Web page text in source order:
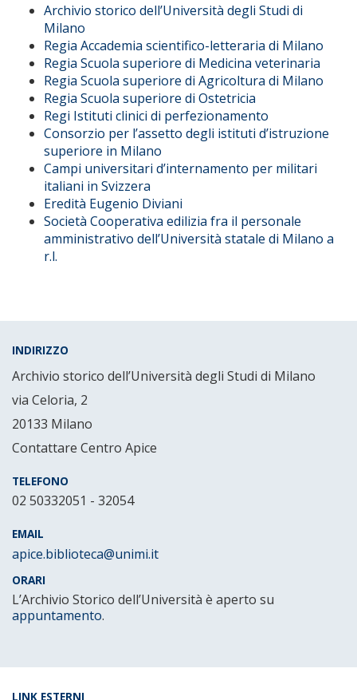
Archivio storico dell’Università degli Studi di
Milano
Regia Accademia scientifico-letteraria di Milano
Regia Scuola superiore di Medicina veterinaria
Regia Scuola superiore di Agricoltura di Milano
Regia Scuola superiore di Ostetricia
Regi Istituti clinici di perfezionamento
Consorzio per l’assetto degli istituti d’istruzione
superiore in Milano
Campi universitari d’internamento per militari
italiani in Svizzera
Eredità Eugenio Diviani
Società Cooperativa edilizia fra il personale
amministrativo dell’Università statale di Milano a
r.l.
INDIRIZZO
Archivio storico dell’Università degli Studi di Milano
via Celoria, 2
20133 Milano
Contattare Centro Apice
TELEFONO
02 50332051 - 32054
EMAIL
apice.biblioteca@unimi.it
ORARI
L’Archivio Storico dell’Università è aperto su
appuntamento.
LINK ESTERNI